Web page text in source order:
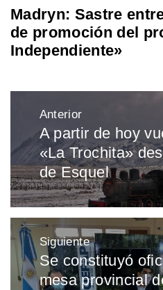
Madryn: Sastre
de promoción del
Independiente»
entradas
Anterior
Entrada
anterior:
A partir de hoy
«La Trochita»
de Esquel
Siguiente
Entrada
siguiente:
Se constituyó
mesa provincial